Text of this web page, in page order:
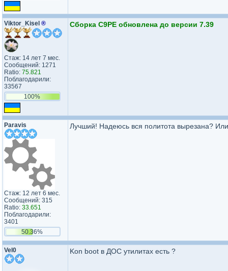
Viktor_Kisel ®
Стаж: 14 лет 7 мес.
Сообщений: 1271
Ratio: 75.821
Поблагодарили:
33567
100%
Сборка C9PE обновлена до версии 7.39
Paravis
Стаж: 12 лет 6 мес.
Сообщений: 315
Ratio: 33.651
Поблагодарили:
3401
50.36%
Лучший! Надеюсь вся политота вырезана?
Vel0 Kon boot в ДОС утилитах есть ?